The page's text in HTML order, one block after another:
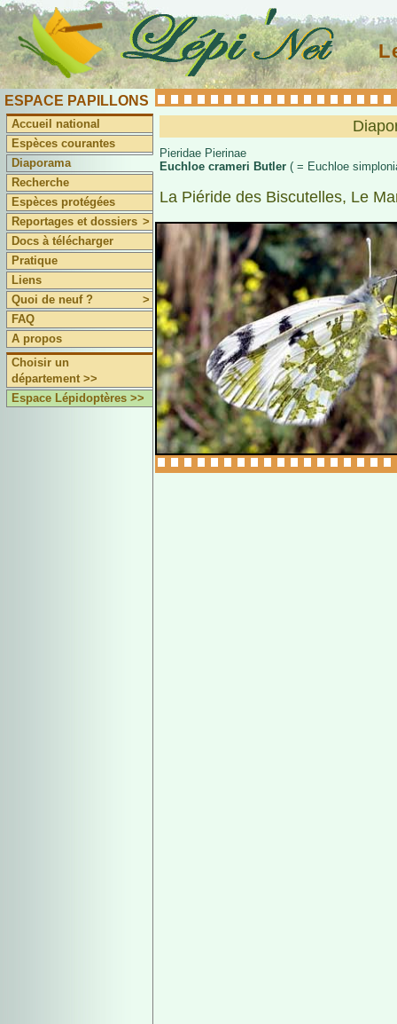
ESPACE PAPILLONS
Accueil national
Espèces courantes
Diaporama
Recherche
Espèces protégées
Reportages et dossiers >
Docs à télécharger
Pratique
Liens
Quoi de neuf ?
>
FAQ
A propos
Choisir un
département >>
Espace Lépidoptères >>
Pieridae Pierinae
Euchloe crameri Butler ( = Euchloe
La Piéride des Biscutelles, Le